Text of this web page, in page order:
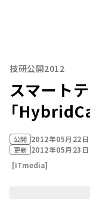
技研公開2012
スマート
「
公開 2012年05月22
更新 2012年05月23
[ITmedia]